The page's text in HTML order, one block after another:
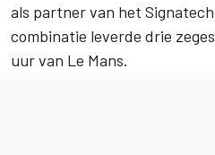
als partner van het
combinatie leverde drie
uur van Le Mans.